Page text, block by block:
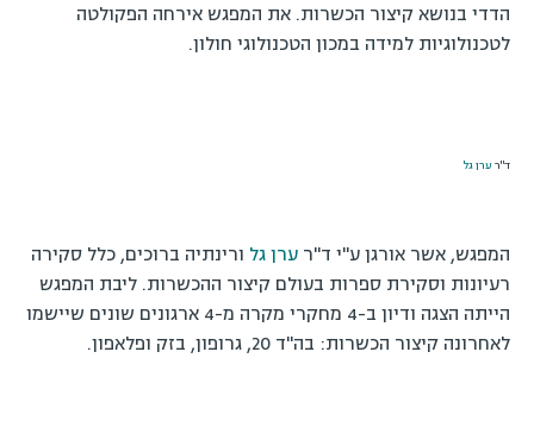
הדדי בנושא קיצור הכשרות. את המפגש אירחה הפקולטה
לטכנולוגיות למידה במכון הטכנולוגי חולון.
ד"רערן גל
המפגש, אשר אורגן ע"י ד"ר ערן גל ורינתיה ברוכים, כלל סקירה
רעיונות וסקירת ספרות בעולם קיצור ההכשרות. ליבת המפגש
הייתה הצגה ודיון ב-4 מחקרי מקרה מ-4 ארגונים שונים שיישמו
לאחרונה קיצור הכשרות: בה"ד 20, גרופון, בזק ופלאפון.